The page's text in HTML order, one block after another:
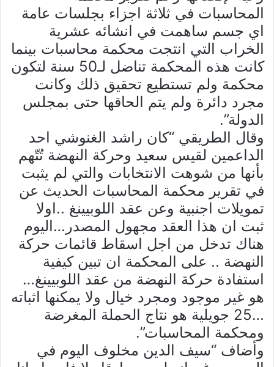
المحاسبات في ثلاثة اجزاء بجلسات عامة
اي جسم ساهمت في انشائه عشرية
الخراب التي انتجت محكمة محاسبات بينما
كانت هذه المحكمة تناضل لـ50 سنة لتكون
محكمة ولم تستطيع تحقيق ذلك وكانت
مجرد دائرة ولم يتم الحاقها حتى بمجلس
الدولة”.
وقال الطريقي “كان راشد الغنوشي احد
الداعمين لقيس سعيد وحركة النهضة تُتّهم
بأنها من شوهت الانتخابات والتي لم يثبت
في تقرير محكمة المحاسبات الحديث عن
تمويلات اجنبية وعن عقد اللوبيينغ ..اولا
ثبت ان هذا العقد مجهول المصدر…اليوم
هناك تدخل من اجل اسقاط قائمات حركة
النهضة .. على المحكمة ان تبين كيفية
استفادة حركة النهضة من عقد اللوبيينغ…
هو غير موجود ومجرد خيال ولا يمكنها اثباته
…25 جويلية هو نتاج الحملة المغرضة
ومحكمة المحاسبات”.
وأضاف “سيف الدين مخلوف اليوم في